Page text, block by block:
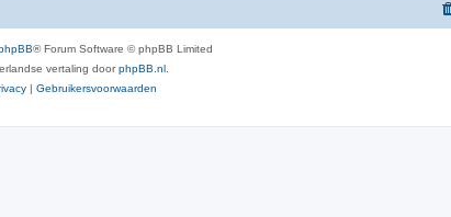
® Forum Software © phpBB Limited
vertaling doorphpBB.nl
| Gebruikersvoorwaarden